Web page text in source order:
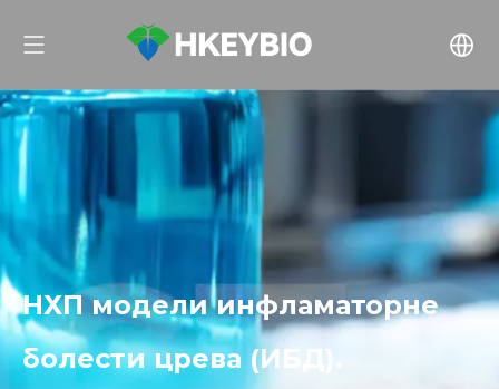
НХП модели инфламаторне
болести црева (ИБД).